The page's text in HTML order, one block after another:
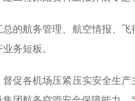
的航务管理、航空情报、飞
务短板。
促各机场压紧压实安全生